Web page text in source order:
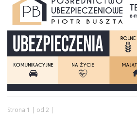
Strona 1 | od 2 |